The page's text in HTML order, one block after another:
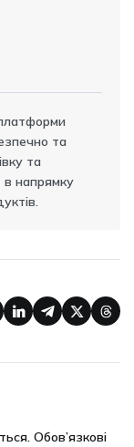
та
та
в напрямку
Обов’язкові